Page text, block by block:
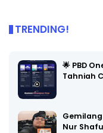
TRENDING!
🌟 PBD
Tahniah
Nur